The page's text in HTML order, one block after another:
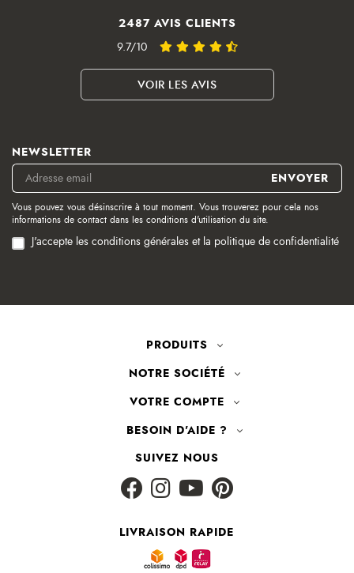
2487 AVIS CLIENTS
9.7/10
VOIR LES AVIS
NEWSLETTER
Vous pouvez vous désinscrire à tout moment. Vous trouverez pour cela nos
informations de contact dans les conditions d'utilisation du site.
J'accepte les conditions générales et la politique de confidentialité
PRODUITS
NOTRE SOCIÉTÉ
VOTRE COMPTE
BESOIN D'AIDE ?
SUIVEZ NOUS
LIVRAISON RAPIDE